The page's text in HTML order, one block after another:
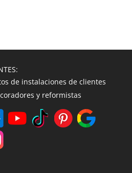
de instalaciones de clientes
y reformistas